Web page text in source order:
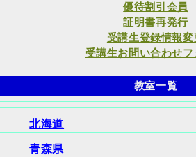
優待割引会員
証明書再発行
受講生登録情報変
受講生お問い合わせフ
教室一覧
北海道
青森県